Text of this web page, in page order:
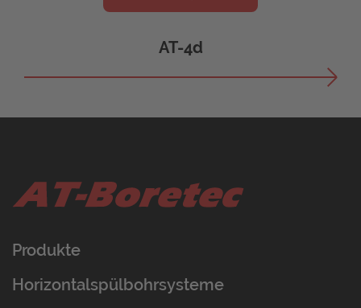
AT-4d
Produkte
Horizontalspülbohrsysteme